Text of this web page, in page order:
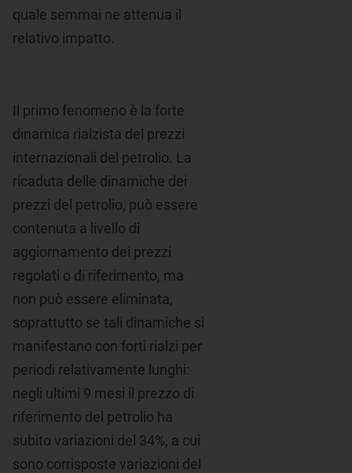
quale semmai ne attenua il
relativo impatto.
Il primo fenomeno è la forte
dinamica rialzista del prezzi
internazionali del petrolio. La
ricaduta delle dinamiche dei
prezzi del petrolio, può essere
contenuta a livello di
aggiornamento dei prezzi
regolati o di riferimento, ma
non può essere eliminata,
soprattutto se tali dinamiche si
manifestano con forti rialzi per
periodi relativamente lunghi:
negli ultimi 9 mesi il prezzo di
riferimento del petrolio ha
subito variazioni del 34%, a cui
sono corrisposte variazioni del